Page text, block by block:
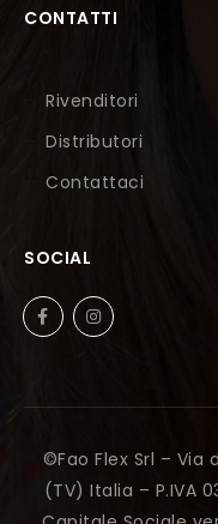
CONTATTI
Rivenditori
Distributori
Contattaci
SOCIAL
©Fao Flex Srl – Via
(TV) Italia – P.IVA